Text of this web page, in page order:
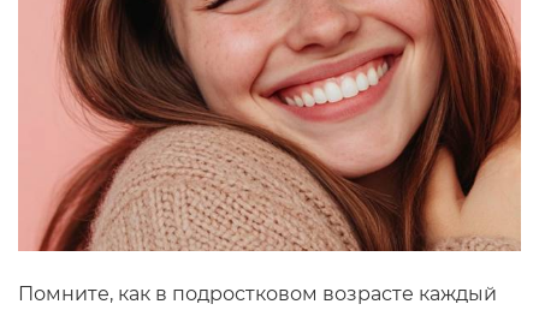
Помните, как в подростковом возрасте каждый